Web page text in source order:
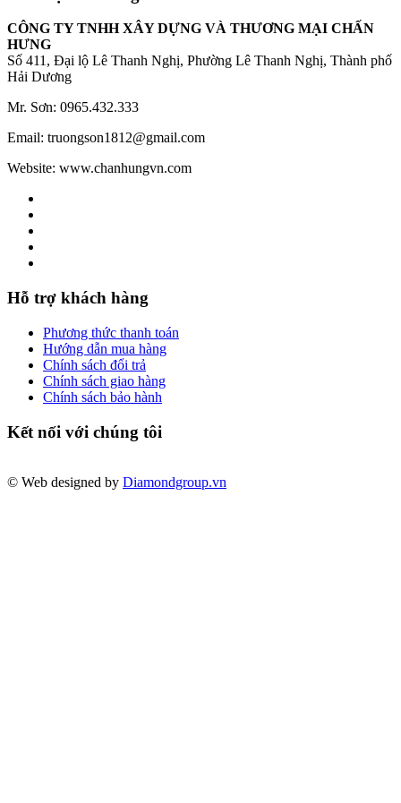
CÔNG TY TNHH XÂY DỰNG VÀ THƯƠNG MẠI CHẤN
HƯNG
Số 411, Đại lộ Lê Thanh Nghị, Phường Lê Thanh Nghị, Thành phố
Hải Dương
Mr. Sơn: 0965.432.333
Email: truongson1812@gmail.com
Website: www.chanhungvn.com
Hỗ trợ khách hàng
Phương thức thanh toán
Hướng dẫn mua hàng
Chính sách đổi trả
Chính sách giao hàng
Chính sách bảo hành
Kết nối với chúng tôi
© Web designed by Diamondgroup.vn